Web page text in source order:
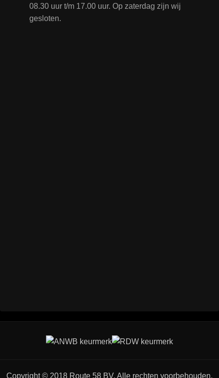
08.30 uur t/m 17.00 uur. Op zaterdag zijn wij
gesloten.
Copyright © 2018 Route 58 BV. Alle rechten voorbehouden.